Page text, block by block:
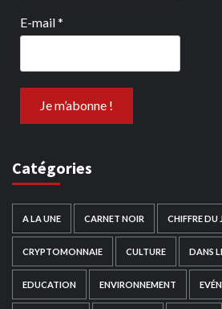
E-mail*
Catégories
A LA UNE CARNET NOIR CHIFFRE DU
CRYPTOMONNAIE CULTURE DANS
EDUCATION ENVIRONNEMENT